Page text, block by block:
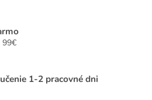
99€
1-2 pracovné dni